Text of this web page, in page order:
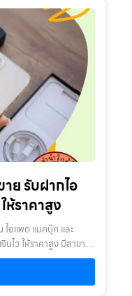
พปกติ (75-89%)มี
– 27,000
37,000 บาท26,000 –
– 41,000
บาทตารางราคารับซื้อ
น แต่คนที่อยากอัปเกรด
าะเป็นรุ่นใหม่iPhone
พปกติ (75-89%)มี
21,500 บาท14,000
ห้ไอโฟนดูใหม่ขึ้นทันที
2. ปิด iCloud และออก
ซื้อขายไอโฟน.com ให้
อง ออกจาก iCloud ปิด
ลอ้างอิง สามารถศึกษา
ไอโฟน 3. นำอุปกรณ์ให้
ประเมิน ได้แก่ กล่อง
ร้านจะให้ราคาสูงขึ้น
แบตเตอรี่คือสิ่งที่
คาจะดีที่สุด ถ้าแบตต่ำ
งที่แบตยังไม่เสื่อมมาก
กะเครื่อง เคยเปลี่ยน
าคาจะดีที่สุด 6. ตรวจ
ราคาจะสูงที่สุด
หรือรับในราคาที่ลดลง
งหน้าเพื่อประเมินราคา
ไปขาย ก่อนส่งให้ร้าน
ฮม / ปุ่มเปิดปิด ลำโพง
บ ราคาจะดีมาก 8.
ย รับฝากไอ
ห้ราคาสูง
ไอแพด แมคบุ๊ค และ
นไว ให้ราคาสูง มีสาขา
ซื้อขายไอโฟน.com
กชนิด ไม่ว่าจะเป็น ไอ
ม กระเป๋า นาฬิกา ทีวี